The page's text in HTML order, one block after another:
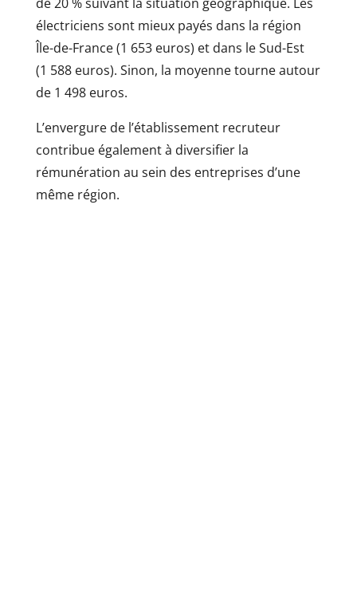
électriciens sont mieux payés dans la région
Île-de-France (1 653 euros) et dans le Sud-Est
(1 588 euros). Sinon, la moyenne tourne autour
de 1 498 euros.
L’envergure de l’établissement recruteur
contribue également à diversifier la
rémunération au sein des entreprises d’une
même région.